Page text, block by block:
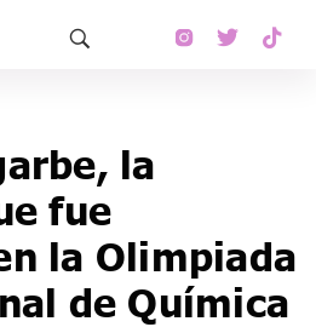
la
fue
la Olimpiada
de Química